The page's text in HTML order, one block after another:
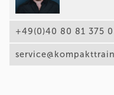
+49(0)40 80 81 375 0